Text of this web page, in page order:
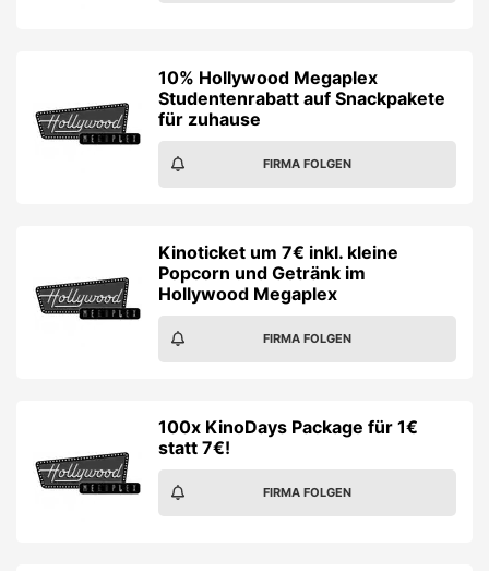
10% Hollywood Megaplex
Studentenrabatt auf Snackpakete
für zuhause
FIRMA FOLGEN
Kinoticket um 7€ inkl. kleine
Popcorn und Getränk im
Hollywood Megaplex
FIRMA FOLGEN
100x KinoDays Package für 1€
statt 7€!
FIRMA FOLGEN